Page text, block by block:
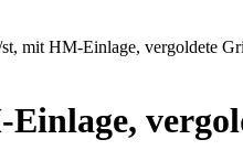
st, mit HM-Einlage, vergoldete